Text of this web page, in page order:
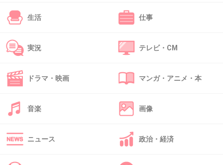
44. 匿名 2013/08/01(木) 23:44:14
Jars 色が綺麗なお皿で大好きです。
微妙な色合いやグラデーションが、きれいで
生活 仕事
実況 テレビ・CM
ドラマ・映画 マンガ・アニメ・本
音楽 画像
ニュース 政治・経済